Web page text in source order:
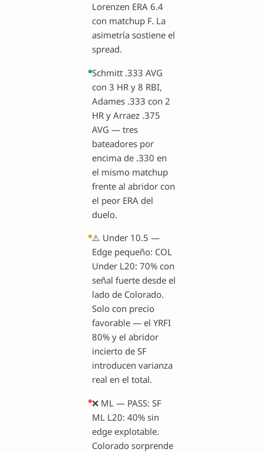
Lorenzen ERA 6.4
con matchup F. La
asimetría sostiene el
spread.
Schmitt .333 AVG
con 3 HR y 8 RBI,
Adames .333 con 2
HR y Arraez .375
AVG — tres
bateadores por
encima de .330 en
el mismo matchup
frente al abridor con
el peor ERA del
duelo.
⚠️ Under 10.5 —
Edge pequeño: COL
Under L20: 70% con
señal fuerte desde el
lado de Colorado.
Solo con precio
favorable — el YRFI
80% y el abridor
incierto de SF
introducen varianza
real en el total.
❌ ML — PASS: SF
ML L20: 40% sin
edge explotable.
Colorado sorprende